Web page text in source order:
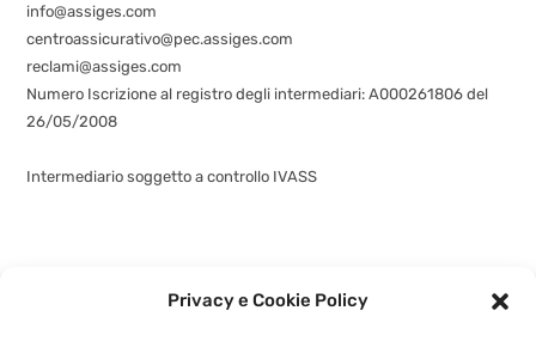
Privacy e Cookie Policy
info@assiges.com
centroassicurativo@pec.assiges.com
reclami@assiges.com
Numero Iscrizione al registro degli intermediari: A000261806 del
26/05/2008
Intermediario soggetto a controllo IVASS